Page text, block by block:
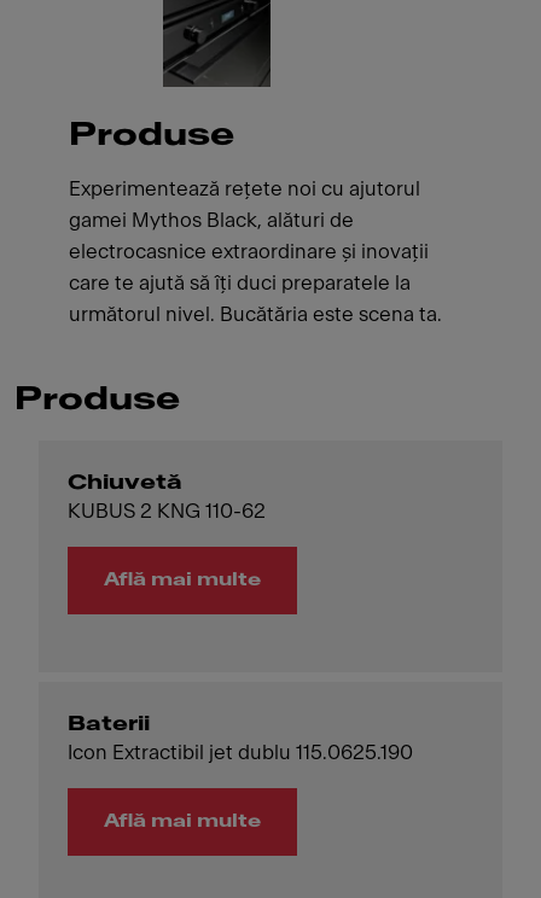
Produse
Experimentează rețete noi cu ajutorul
gamei Mythos Black, alături de
electrocasnice extraordinare și inovații
care te ajută să îți duci preparatele la
următorul nivel. Bucătăria este scena ta.
Produse
Chiuvetă
KUBUS 2 KNG 110-62
Află mai multe
Baterii
Icon Extractibil jet dublu 115.0625.190
Află mai multe